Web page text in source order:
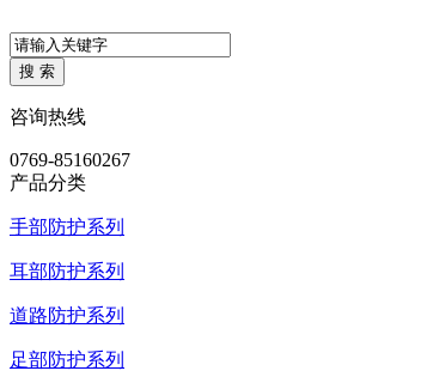
咨询热线
0769-85160267
产品分类
手部防护系列
耳部防护系列
道路防护系列
足部防护系列